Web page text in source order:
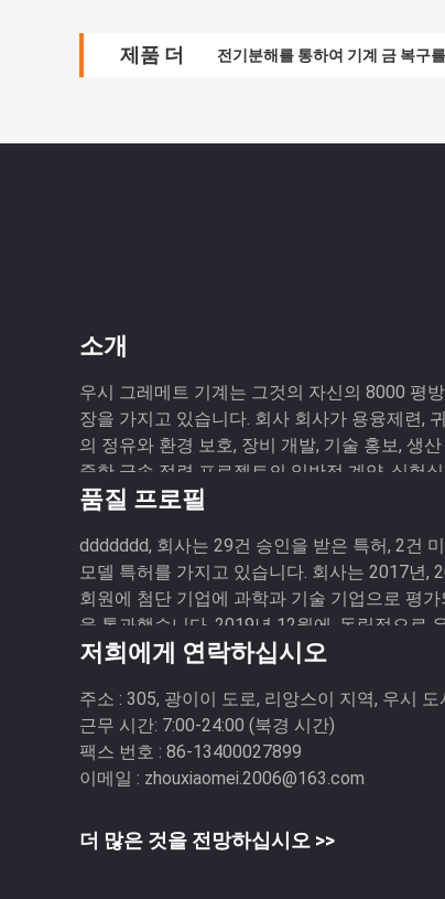
제품 더 전기분해를 통하여 기계 금 복구
소개
우시 그레메트 기계는 그것의 자신의 8000 평
장을 가지고 있습니다. 회사 회사가 용융제련,
의 정유와 환경 보호, 장비 개발, 기술 홍보, 생
중한 금속 정련 프로젝트의 일반적 계약, 실험
는 검사용 생산, ...
품질 프로필
ddddddd, 회사는 29건 승인을 받은 특허, 2건
모델 특허를 가지고 있습니다. 회사는 2017년,
회원에 첨단 기업에 과학과 기술 기업으로 평
을 통과했습니다. 2019년 12월에, 독립적으로
소 산...
저희에게 연락하십시오
주소 : 305, 광이이 도로, 리앙스이 지역, 우시 도
근무 시간: 7:00-24:00 (북경 시간)
팩스 번호 : 86-13400027899
이메일 : zhouxiaomei.2006@163.com
더 많은 것을 전망하십시오 >>